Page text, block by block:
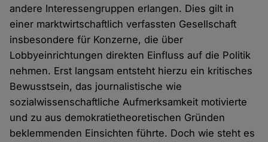
andere Interessengruppen erlangen. Dies gilt in
einer marktwirtschaftlich verfassten Gesellschaft
insbesondere für Konzerne, die über
Lobbyeinrichtungen direkten Einfluss auf die Politik
nehmen. Erst langsam entsteht hierzu ein kritisches
Bewusstsein, das journalistische wie
sozialwissenschaftliche Aufmerksamkeit motivierte
und zu aus demokratietheoretischen Gründen
beklemmenden Einsichten führte. Doch wie steht es